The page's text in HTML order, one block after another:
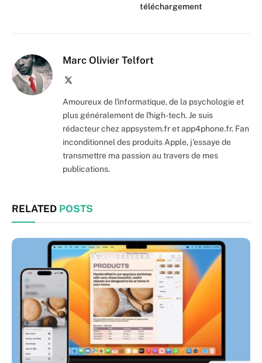
téléchargement
Marc Olivier Telfort
Amoureux de l'informatique, de la psychologie et
plus généralement de l'high-tech. Je suis
rédacteur chez appsystem.fr et app4phone.fr. Fan
inconditionnel des produits Apple, j'essaye de
transmettre ma passion au travers de mes
publications.
RELATED POSTS